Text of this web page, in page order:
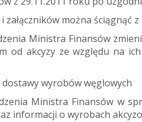
można ściągnąć z
Ministra Finansów
od akcyzy ze względu na
wyrobów węglowych
Ministra Finansów w
informacji o wyrobach